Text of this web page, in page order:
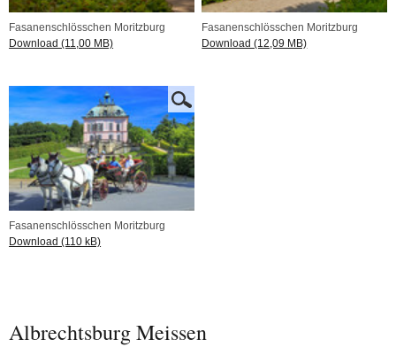
Fasanenschlösschen Moritzburg
Download (11,00 MB)
Fasanenschlösschen Moritzburg
Download (12,09 MB)
Fasanenschlösschen Moritzburg
Download (110 kB)
Albrechtsburg Meissen